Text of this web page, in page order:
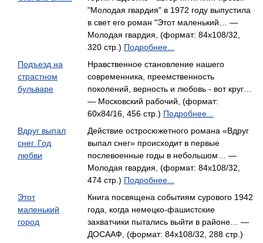
"Молодая гвардия" в 1972 году выпустила
в свет его роман "Этот маленький… —
Молодая гвардия, (формат: 84x108/32,
320 стр.) Подробнее...
Подъезд на
страстном
бульваре
Нравственное становление нашего
современника, преемственность
поколений, верность и любовь - вот круг…
— Московский рабочий, (формат:
60x84/16, 456 стр.) Подробнее...
Вдруг выпал
снег. Год
любви
Действие остросюжетного романа «Вдруг
выпал снег» происходит в первые
послевоенные годы в небольшом… —
Молодая гвардия, (формат: 84x108/32,
474 стр.) Подробнее...
Этот
маленький
город
Книга посвящена событиям сурового 1942
года, когда немецко-фашистские
захватчики пытались выйти в районе… —
ДОСААФ, (формат: 84x108/32, 288 стр.)